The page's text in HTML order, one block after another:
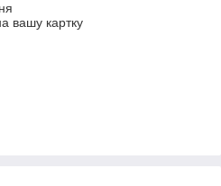
вашу картку